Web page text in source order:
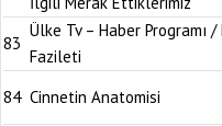
83
Ülke Tv – Haber Programı /
Fazileti
84 Cinnetin Anatomisi